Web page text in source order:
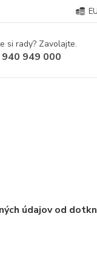
si rady? Zavolajte.
949 000
údajov od